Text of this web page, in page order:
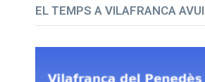
EL TEMPS A VILAFRANCA AVUI